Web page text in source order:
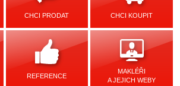
CHCI PRODAT CHCI KOUPIT
REFERENCE
MAKLÉŘI
A JEJICH WEBY